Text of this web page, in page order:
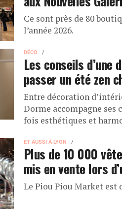
Ce sont près de 80
l’année 2026.
DÉCO
Les conseils
passer un été zen
Entre décoration
Dorme accompagne ses
fois esthétiques et
ET AUSSI À LYON
Plus de 10 000
mis en vente lors
Le Piou Piou Market est